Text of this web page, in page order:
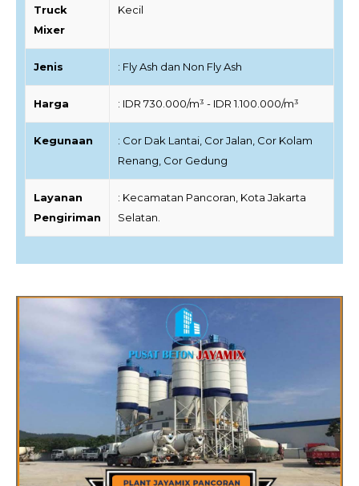
Truck
Mixer
Kecil
Jenis : Fly Ash dan Non Fly Ash
Harga : IDR 730.000/m³ - IDR 1.100.000/m³
Kegunaan
: Cor Dak Lantai, Cor Jalan, Cor Kolam
Renang, Cor Gedung
Layanan
Pengiriman
: Kecamatan Pancoran, Kota Jakarta
Selatan.